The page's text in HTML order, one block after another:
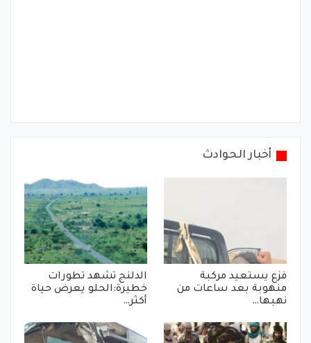
أخبار الحوادث
فزع يستعيد مركبة
منهوبة بعد ساعات من
نهبها…
الدلنج تشهد تطورات
خطيرة:الحلو يعرض حياة
أكثر…